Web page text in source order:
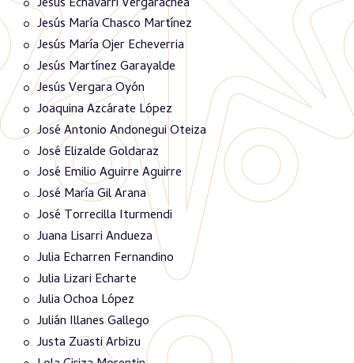
Jesús María Chasco Martínez
Jesús María Ojer Echeverria
Jesús Martínez Garayalde
Jesús Vergara Oyón
Joaquina Azcárate López
José Antonio Andonegui Oteiza
José Elizalde Goldaraz
José Emilio Aguirre Aguirre
José María Gil Arana
José Torrecilla Iturmendi
Juana Lisarri Andueza
Julia Echarren Fernandino
Julia Lizari Echarte
Julia Ochoa López
Julián Illanes Gallego
Justa Zuasti Arbizu